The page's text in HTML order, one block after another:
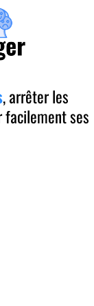
, arrêter les
ses